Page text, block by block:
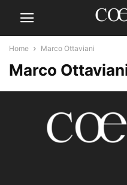
Home Marco Ottaviani
Marco